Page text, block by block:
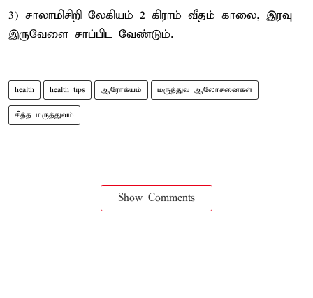
3) சாலாமிசிறி லேகியம் 2 கிராம் வீதம் காலை, இரவு
இருவேளை சாப்பிட வேண்டும்.
health health tips ஆரோக்யம் மருத்துவ ஆலோசனைகள்
சித்த மருத்துவம்
Show Comments